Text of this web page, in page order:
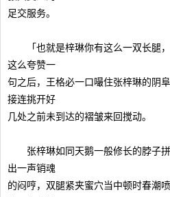
足交服务。
「也就是梓琳你有这么一双长腿，
这么夸赞一
句之后，王格必一口嘬住张梓琳的阴
接连挑开好
几处之前未到达的褶皱来回搅动。
张梓琳如同天鹅一般修长的脖子拼
出一声销魂
的闷哼，双腿紧夹蜜穴当中顿时春潮